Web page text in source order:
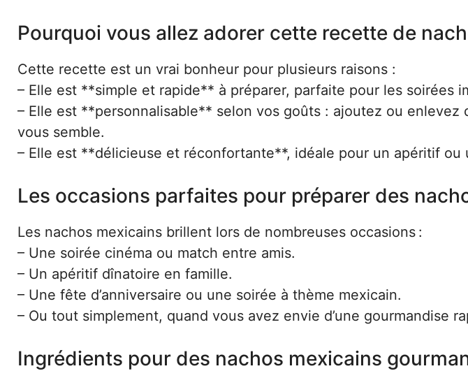
Pourquoi vous allez adorer cette recette de
Cette recette est un vrai bonheur pour plusieurs raisons :
– Elle est **simple et rapide** à préparer, parfaite pour les soirées
– Elle est **personnalisable** selon vos goûts : ajoutez ou enlevez
vous semble.
– Elle est **délicieuse et réconfortante**, idéale pour un apéritif ou
Les occasions parfaites pour préparer des
Les nachos mexicains brillent lors de nombreuses occasions :
– Une soirée cinéma ou match entre amis.
– Un apéritif dînatoire en famille.
– Une fête d’anniversaire ou une soirée à thème mexicain.
– Ou tout simplement, quand vous avez envie d’une gourmandise
Ingrédients pour des nachos mexicains